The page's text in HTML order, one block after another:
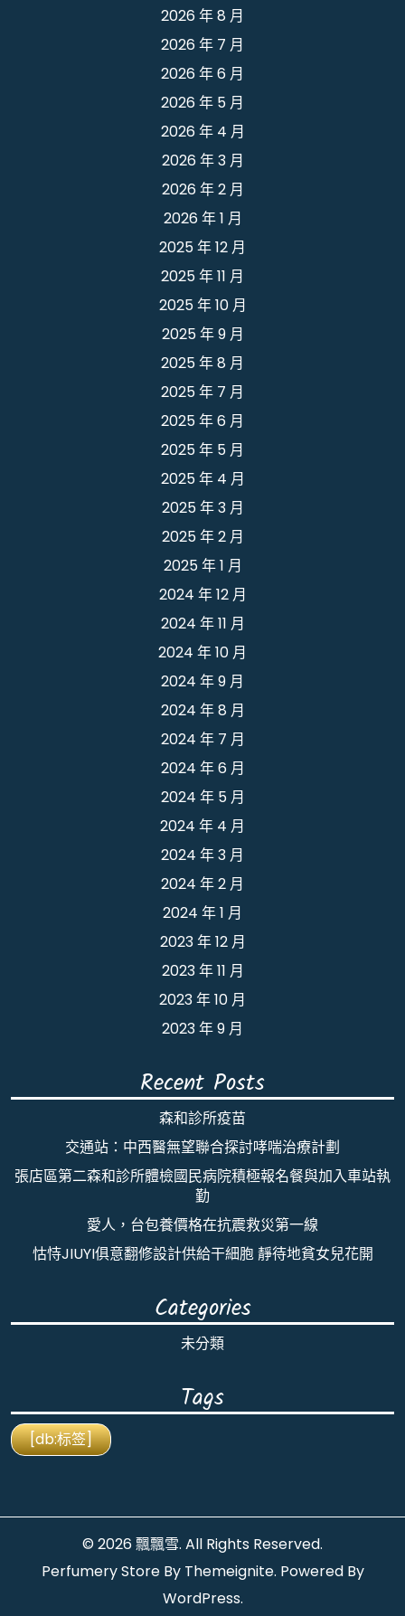
2026 年 8 月
2026 年 7 月
2026 年 6 月
2026 年 5 月
2026 年 4 月
2026 年 3 月
2026 年 2 月
2026 年 1 月
2025 年 12 月
2025 年 11 月
2025 年 10 月
2025 年 9 月
2025 年 8 月
2025 年 7 月
2025 年 6 月
2025 年 5 月
2025 年 4 月
2025 年 3 月
2025 年 2 月
2025 年 1 月
2024 年 12 月
2024 年 11 月
2024 年 10 月
2024 年 9 月
2024 年 8 月
2024 年 7 月
2024 年 6 月
2024 年 5 月
2024 年 4 月
2024 年 3 月
2024 年 2 月
2024 年 1 月
2023 年 12 月
2023 年 11 月
2023 年 10 月
2023 年 9 月
Recent Posts
森和診所疫苗
交通站：中西醫無望聯合探討哮喘治療計劃
張店區第二森和診所體檢國民病院積極報名餐與加入車站執
勤
愛人，台包養價格在抗震救災第一線
怙恃JIUYI俱意翻修設計供給干細胞 靜待地貧女兒花開
Categories
未分類
Tags
[db:标签]
© 2026飄飄雪. All Rights Reserved.
Perfumery Store By Themeignite. Powered By
WordPress.